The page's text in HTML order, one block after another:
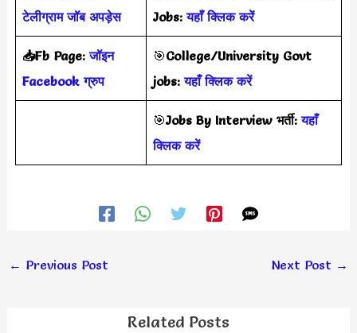
टेलीग्राम जॉब अपड़ेस
Jobs:यहाँ क्लिक करें
📥Fb Page:जॉइन
Facebook ग्रुप
🎯College/University Govt
jobs:यहाँ क्लिक करें
🎯Jobs By Interview भर्ती:यहाँ
क्लिक करें
← Previous Post Next Post →
Related Posts